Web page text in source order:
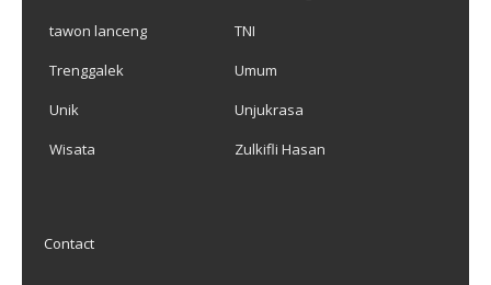
tawon lanceng
TNI
Trenggalek
Umum
Unik
Unjukrasa
Wisata
Zulkifli Hasan
Contact